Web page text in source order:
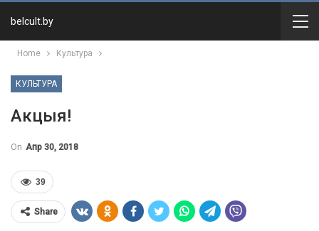
belcult.by
Home Культура
КУЛЬТУРА
Акцыя!
On Апр 30, 2018
39
Share